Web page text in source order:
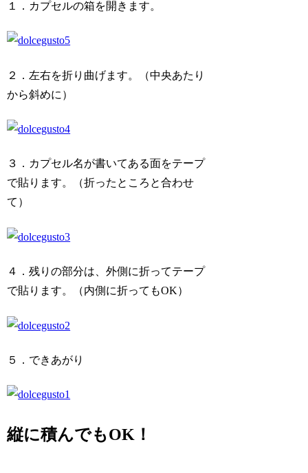
１．カプセルの箱を開きます。
２．左右を折り曲げます。（中央あたり
から斜めに）
３．カプセル名が書いてある面をテープ
で貼ります。（折ったところと合わせ
て）
４．残りの部分は、外側に折ってテープ
で貼ります。（内側に折ってもOK）
５．できあがり
縦に積んでもOK！